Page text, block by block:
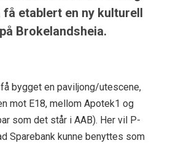
etablert en ny kulturell
Brokelandsheia.
bygget en paviljong/utescene,
mot E18, mellom Apotek1 og
som det står i AAB). Her vil P-
Sparebank kunne benyttes som